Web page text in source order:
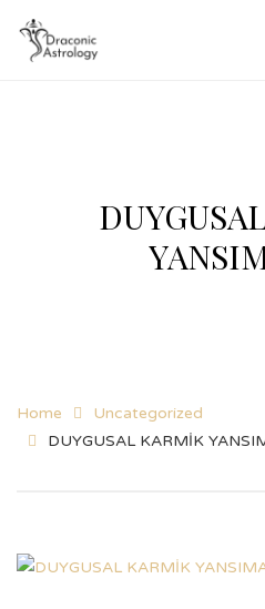
Home
Uncategorized
DUYGUSAL KARMİK